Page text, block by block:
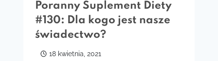
Poranny Suplement Diety
#130: Dla kogo jest nasze
świadectwo?
18 kwietnia, 2021